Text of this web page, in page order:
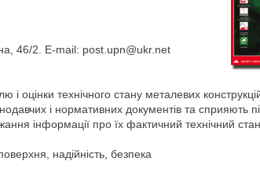
46/2. E-mail: post.upn@ukr.net
оцінки технічного стану металевих
і нормативних документів та сприяють
інформації про їх фактичний технічний
надійність, безпека